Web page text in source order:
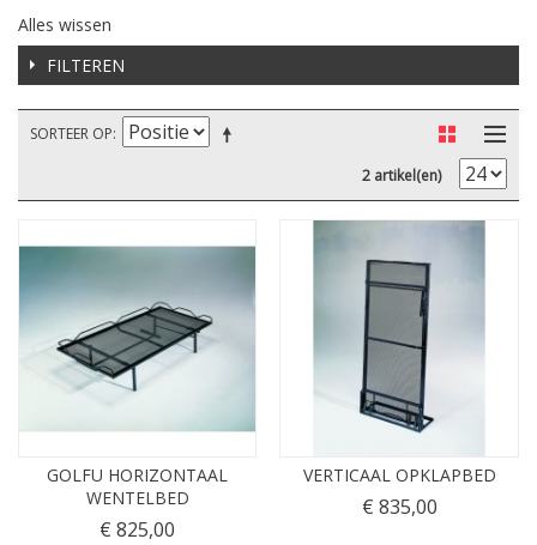
Alles wissen
FILTEREN
SORTEER OP
2 artikel(en)
GOLFU HORIZONTAAL
WENTELBED
€ 825,00
VERTICAAL OPKLAPBED
€ 835,00